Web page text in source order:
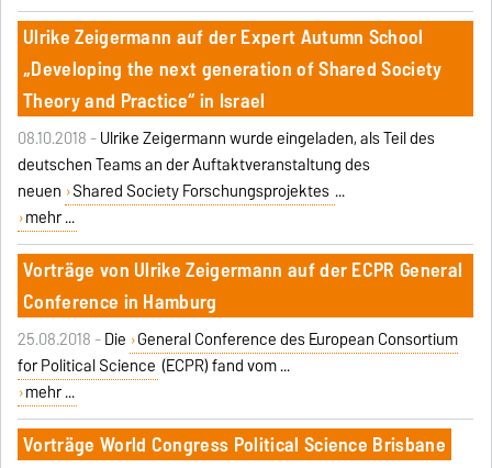
Ulrike Zeigermann auf der Expert Autumn School
„Developing the next generation of Shared Society
Theory and Practice“ in Israel
08.10.2018 -Ulrike Zeigermann wurde eingeladen, als Teil des
deutschen Teams an der Auftaktveranstaltung des
neuen Shared Society Forschungsprojektes ...
mehr ...
Vorträge von Ulrike Zeigermann auf der ECPR General
Conference in Hamburg
25.08.2018 -Die General Conference des European Consortium
for Political Science (ECPR) fand vom...
mehr ...
Vorträge World Congress Political Science Brisbane